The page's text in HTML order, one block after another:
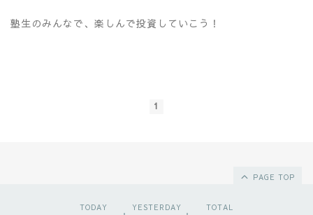
塾生のみんなで、楽しんで投資していこう！
1
PAGE TOP
TODAY YESTERDAY TOTAL